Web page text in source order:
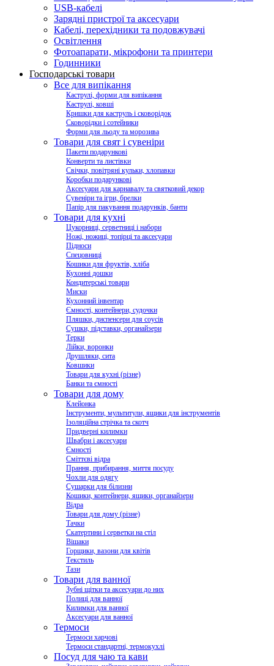
USB-кабелі
Зарядні пристрої та аксесуари
Кабелі, перехідники та подовжувачі
Освітлення
Фотоапарати, мікрофони та принтери
Годинники
Господарські товари
Все для випікання
Каструлі, форми для випікання
Каструлі, ковші
Кришки для каструль і сковорідок
Сковорідки і сотейники
Форми для льоду та морозива
Товари для свят і сувеніри
Пакети подарункові
Конверти та листівки
Свічки, повітряні кульки, хлопавки
Коробки подарункові
Аксесуари для карнавалу та святковий декор
Сувеніри та ігри, брелки
Папір для пакування подарунків, банти
Товари для кухні
Цукорниці, серветниці і набори
Ножі, ножиці, топірці та аксесуари
Підноси
Спецовниці
Кошики для фруктів, хліба
Кухонні дошки
Кондитерські товари
Миски
Кухонний інвентар
Ємності, контейнери, судочки
Пляшки, диспенсери для соусів
Сушки, підставки, органайзери
Терки
Лійки, воронки
Друшляки, сита
Ковшики
Товари для кухні (різне)
Банки та ємності
Товари для дому
Клейонка
Інструменти, мультитули, ящики для інструментів
Ізоляційна стрічка та скотч
Придверні килимки
Швабри і аксесуари
Ємності
Сміттєві відра
Прання, прибирання, миття посуду
Чохли для одягу
Сушарки для білизни
Кошики, контейнери, ящики, органайзери
Відра
Товари для дому (різне)
Тачки
Скатертини і серветки на стіл
Вішаки
Горщики, вазони для квітів
Текстиль
Тази
Товари для ванної
Зубні щітки та аксесуари до них
Полиці для ванної
Килимки для ванної
Аксесуари для ванної
Термоси
Термоси харчові
Термоси стандартні, термокухлі
Посуд для чаю та кави